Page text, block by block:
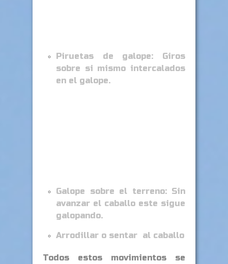
Piruetas de galope: Giros
sobre si mismo intercalados
en el galope.
Galope sobre el terreno: Sin
avanzar el caballo este sigue
galopando.
Arrodillar o sentar al caballo
Todos estos movimientos se